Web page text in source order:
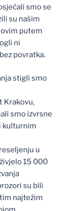
smo se
su našim
putem
ni
povratka.
stigli smo
Krakovu,
smo izvrsne
kulturnim
u
15 000
su bili
najtežim